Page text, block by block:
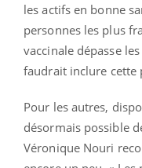
les actifs en bonne
personnes les plus
vaccinale dépasse
faudrait inclure cette
Pour les autres,
désormais possible
Véronique Nouri